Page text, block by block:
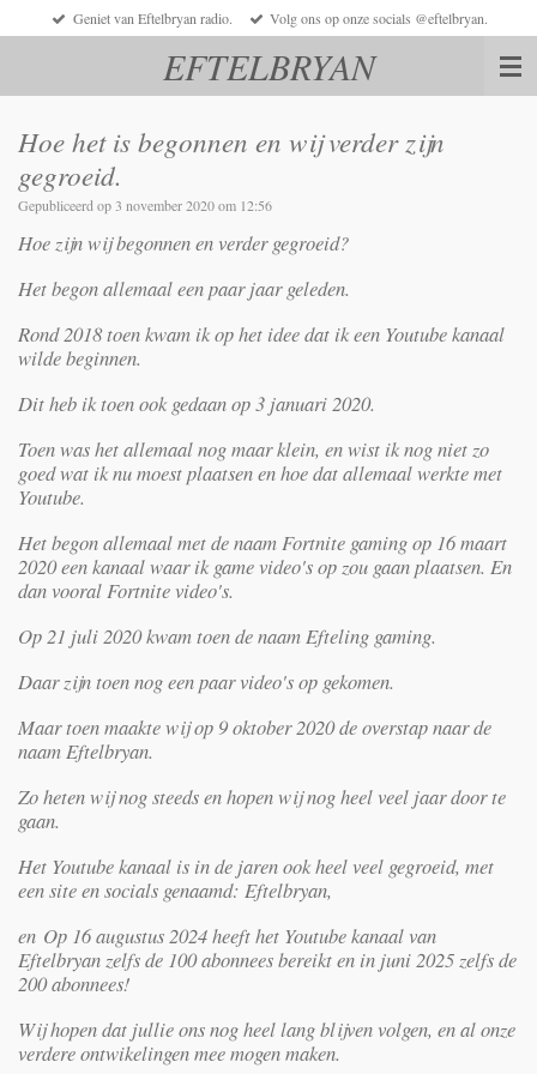
EFTELBRYAN
Geniet van Eftelbryan radio. Volg ons op onze socials @eftelbryan.
Hoe het is begonnen en wij verder zijn
gegroeid.
Gepubliceerd op 3 november 2020 om 12:56
Hoe zijn wij begonnen en verder gegroeid?
Het begon allemaal een paar jaar geleden.
Rond 2018 toen kwam ik op het idee dat ik een Youtube kanaal
wilde beginnen.
Dit heb ik toen ook gedaan op 3 januari 2020.
Toen was het allemaal nog maar klein, en wist ik nog niet zo
goed wat ik nu moest plaatsen en hoe dat allemaal werkte met
Youtube.
Het begon allemaal met de naam Fortnite gaming op 16 maart
2020 een kanaal waar ik game video's op zou gaan plaatsen. En
dan vooral Fortnite video's.
Op 21 juli 2020 kwam toen de naam Efteling gaming.
Daar zijn toen nog een paar video's op gekomen.
Maar toen maakte wij op 9 oktober 2020 de overstap naar de
naam Eftelbryan.
Zo heten wij nog steeds en hopen wij nog heel veel jaar door te
gaan.
Het Youtube kanaal is in de jaren ook heel veel gegroeid, met
een site en socials genaamd: Eftelbryan,
en Op 16 augustus 2024 heeft het Youtube kanaal van
Eftelbryan zelfs de 100 abonnees bereikt en in juni 2025 zelfs de
200 abonnees!
Wij hopen dat jullie ons nog heel lang blijven volgen, en al onze
verdere ontwikelingen mee mogen maken.